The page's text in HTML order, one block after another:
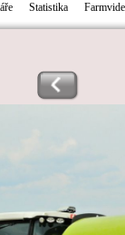
Statistika